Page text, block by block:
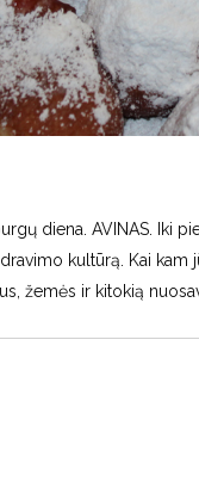
diena. AVINAS. Iki
kultūrą. Kai
žemės ir kitokią